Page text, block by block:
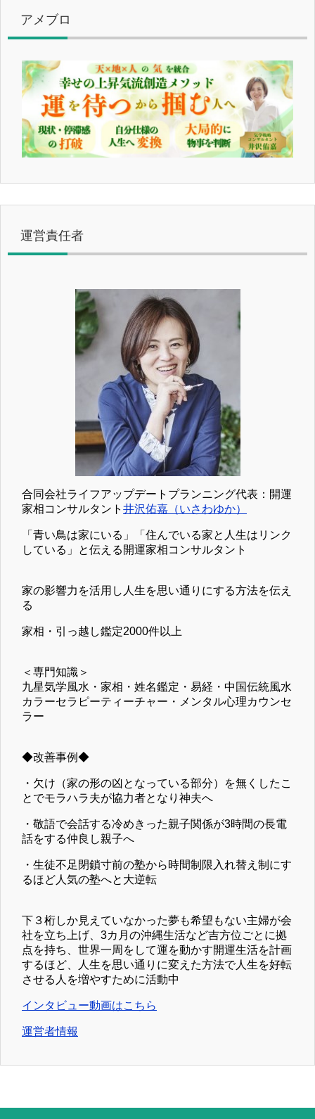
アメブロ
運営責任者
合同会社ライフアップデートプランニング代表：開運
家相コンサルタント 井沢佑嘉（いさわゆか）
「青い鳥は家にいる」「住んでいる家と人生はリンク
している」と伝える開運家相コンサルタント
家の影響力を活用し人生を思い通りにする方法を伝え
る
家相・引っ越し鑑定2000件以上
＜専門知識＞
九星気学風水・家相・姓名鑑定・易経・中国伝統風水
カラーセラピーティーチャー・メンタル心理カウンセ
ラー
◆改善事例◆
・欠け（家の形の凶となっている部分）を無くしたこ
とでモラハラ夫が協力者となり神夫へ
・敬語で会話する冷めきった親子関係が3時間の長電
話をする仲良し親子へ
・生徒不足閉鎖寸前の塾から時間制限入れ替え制にす
るほど人気の塾へと大逆転
下３桁しか見えていなかった夢も希望もない主婦が会
社を立ち上げ、3カ月の沖縄生活など吉方位ごとに拠
点を持ち、世界一周をして運を動かす開運生活を計画
するほど、人生を思い通りに変えた方法で人生を好転
させる人を増やすために活動中
インタビュー動画はこちら
運営者情報